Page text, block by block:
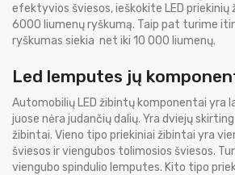
efektyvios šviesos, ieškokite LED priekinių
6000 liumenų ryškumą. Taip pat turime
ryškumas siekia net iki 10 000 liumenų.
Led lemputes jų
Automobilių LED žibintų komponentai yra
juose nėra judančių dalių. Yra dviejų
žibintai. Vieno tipo priekiniai žibintai yra
šviesos ir viengubos tolimosios šviesos.
viengubo spindulio lemputes. Kito tipo